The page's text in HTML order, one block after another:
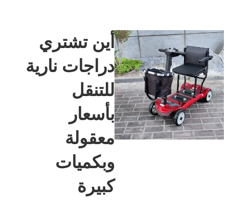
أين تشتري
دراجات نارية
للتنقل
بأسعار
معقولة
وبكميات
كبيرة